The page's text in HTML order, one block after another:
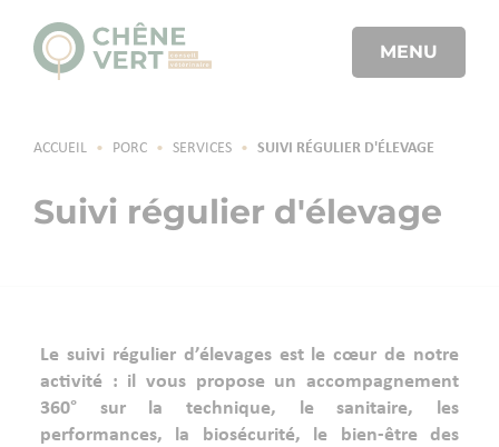
MENU
ACCUEIL • PORC • SERVICES • SUIVI RÉGULIER D'ÉLEVAGE
Suivi régulier d'élevage
Le suivi régulier d’élevages est le cœur de notre
activité : il vous propose un accompagnement
360° sur la technique, le sanitaire, les
performances, la biosécurité, le bien-être des